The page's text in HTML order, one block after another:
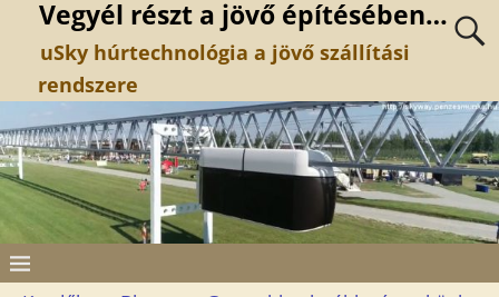
Vegyél részt a jövő építésében…
uSky húrtechnológia a jövő szállítási
rendszere